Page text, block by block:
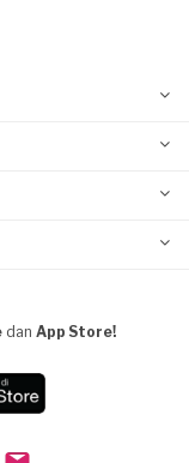
dan App Store!